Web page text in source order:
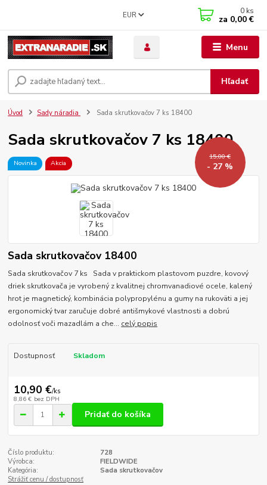
Menu
EUR
Hľadať
0 ks
za 0,00 €
Úvod Sady náradia Sada skrutkovačov 7 ks 18400
Sada skrutkovačov 7 ks 18400
Novinka Akcia
15,00 €
- 27 %
Sada skrutkovačov 18400
Sada skrutkovačov 7 ks Sada v praktickom plastovom puzdre, kovový
driek skrutkovača je vyrobený z kvalitnej chromvanadiové ocele, kalený
hrot je magnetický, kombinácia polypropylénu a gumy na rukoväti a jej
ergonomický tvar zaručuje dobré antišmykové vlastnosti a dobrú
odolnosť voči mazadlám a che... celý popis
Dostupnosť Skladom
10,90 €/ks
8,86 € bez DPH
Pridať do košíka
Číslo produktu:
728
Výrobca:
FIELDWIDE
Kategória:
Sada skrutkovačov
Strážiť cenu / dostupnosť